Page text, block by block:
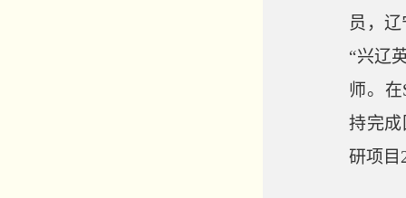
员，
“兴辽
师。在
持完
研项目